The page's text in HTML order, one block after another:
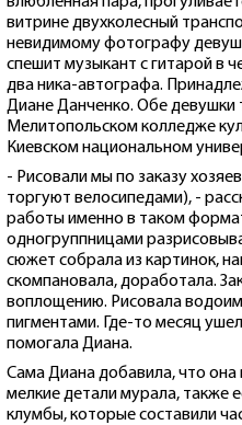
витрине двухколесный
невидимому фотографу
спешит музыкант с гитарой в
два ника-автографа.
Диане Данченко. Обе девушки
Мелитопольском колледже
Киевском национальном
- Рисовали мы по заказу
торгуют велосипедами), -
работы именно в таком
одногруппницами
сюжет собрала из картинок,
скомпановала, доработала.
воплощению. Рисовала
пигментами. Где-то месяц
помогала Диана.
Сама Диана добавила, что она
мелкие детали мурала, также
клумбы, которые составили